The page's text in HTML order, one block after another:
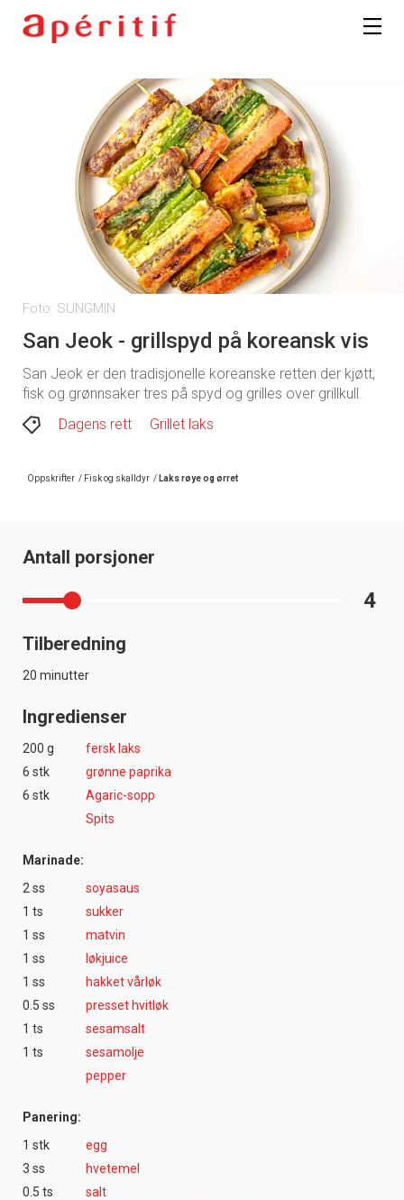
Foto: SUNGMIN
San Jeok - grillspyd på koreansk vis
San Jeok er den tradisjonelle koreanske retten der kjøtt,
fisk og grønnsaker tres på spyd og grilles over grillkull.
Dagens rett
Grillet laks
Oppskrifter / Fisk og skalldyr / Laks røye og ørret
Antall porsjoner
4
Tilberedning
20 minutter
Ingredienser
200 g
fersk laks
6 stk
grønne paprika
6 stk
Agaric-sopp
Spits
Marinade:
2 ss
soyasaus
1 ts
sukker
1 ss
matvin
1 ss
løkjuice
1 ss
hakket vårløk
0.5 ss
presset hvitløk
1 ts
sesamsalt
1 ts
sesamolje
pepper
Panering:
1 stk
egg
3 ss
hvetemel
0.5 ts
salt